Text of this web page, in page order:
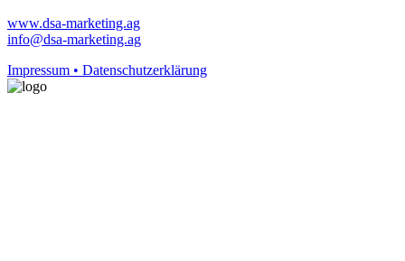
www.dsa-marketing.ag
info@dsa-marketing.ag
Impressum • Datenschutzerklärung